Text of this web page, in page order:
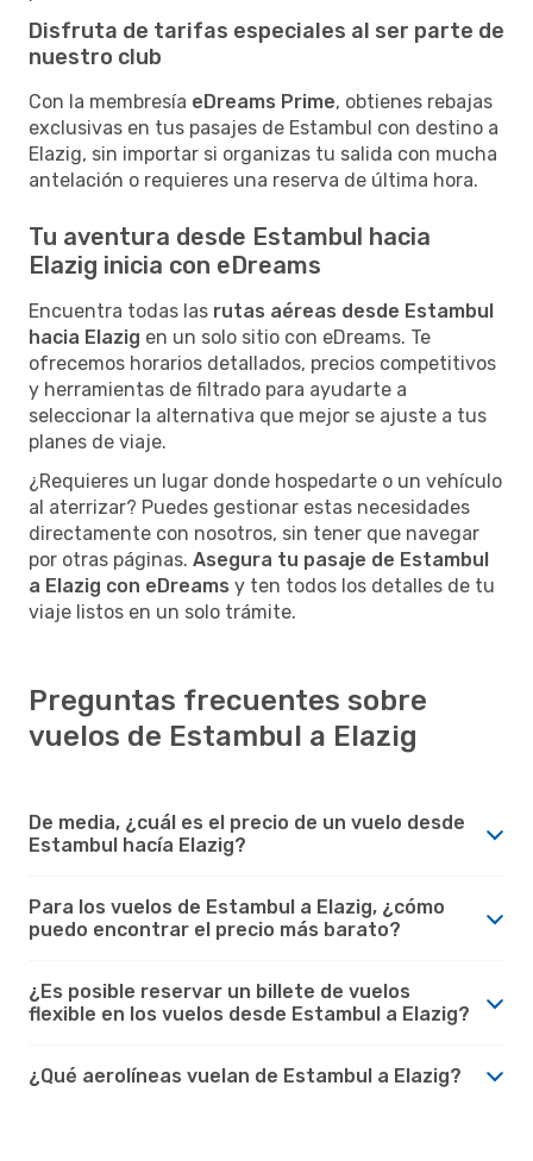
Disfruta de tarifas especiales al ser parte de
nuestro club
Con la membresía eDreams Prime, obtienes rebajas
exclusivas en tus pasajes de Estambul con destino a
Elazig, sin importar si organizas tu salida con mucha
antelación o requieres una reserva de última hora.
Tu aventura desde Estambul hacia
Elazig inicia con eDreams
Encuentra todas las rutas aéreas desde Estambul
hacia Elazig en un solo sitio con eDreams. Te
ofrecemos horarios detallados, precios competitivos
y herramientas de filtrado para ayudarte a
seleccionar la alternativa que mejor se ajuste a tus
planes de viaje.
¿Requieres un lugar donde hospedarte o un vehículo
al aterrizar? Puedes gestionar estas necesidades
directamente con nosotros, sin tener que navegar
por otras páginas. Asegura tu pasaje de Estambul
a Elazig con eDreams y ten todos los detalles de tu
viaje listos en un solo trámite.
Preguntas frecuentes sobre
vuelos de Estambul a Elazig
De media, ¿cuál es el precio de un vuelo desde
Estambul hacía Elazig?
Para los vuelos de Estambul a Elazig, ¿cómo
puedo encontrar el precio más barato?
¿Es posible reservar un billete de vuelos
flexible en los vuelos desde Estambul a Elazig?
¿Qué aerolíneas vuelan de Estambul a Elazig?